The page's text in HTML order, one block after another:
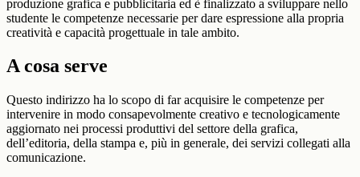
produzione grafica e pubblicitaria ed è finalizzato a sviluppare nello
studente le competenze necessarie per dare espressione alla propria
creatività e capacità progettuale in tale ambito.
A cosa serve
Questo indirizzo ha lo scopo di far acquisire le competenze per
intervenire in modo consapevolmente creativo e tecnologicamente
aggiornato nei processi produttivi del settore della grafica,
dell’editoria, della stampa e, più in generale, dei servizi collegati alla
comunicazione.